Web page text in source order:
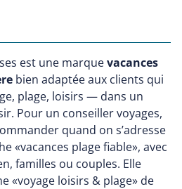
est une marquevacances
bien adaptée aux clients qui
plage, loisirs — dans un
Pour un conseiller voyages,
quand on s’adresse
«vacances plage fiable», avec
familles ou couples. Elle
«voyage loisirs & plage» de